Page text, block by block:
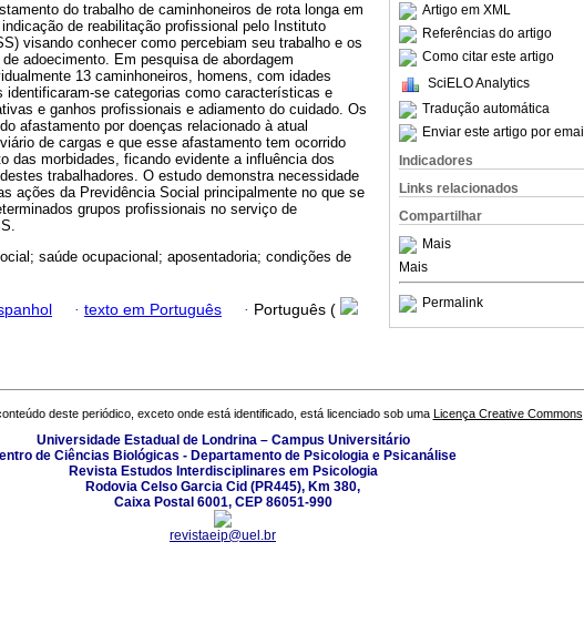
Artigo em XML
Referências do artigo
Como citar este artigo
SciELO Analytics
Tradução automática
Enviar este artigo por email
Indicadores
Links relacionados
Compartilhar
Mais
Mais
Permalink
do trabalho de caminhoneiros de rota longa em
de reabilitação profissional pelo Instituto
visando conhecer como percebiam seu trabalho e os
adoecimento. Em pesquisa de abordagem
13 caminhoneiros, homens, com idades
identificaram-se categorias como características e
e ganhos profissionais e adiamento do cuidado. Os
afastamento por doenças relacionado à atual
de cargas e que esse afastamento tem ocorrido
das morbidades, ficando evidente a influência dos
trabalhadores. O estudo demonstra necessidade
ações da Previdência Social principalmente no que se
grupos profissionais no serviço de
saúde ocupacional; aposentadoria; condições de
· texto em Português · Português (
deste periódico, exceto onde está identificado, está licenciado sob uma Licença Creative Commons
Universidade Estadual de Londrina – Campus Universitário
de Ciências Biológicas - Departamento de Psicologia e Psicanálise
Revista Estudos Interdisciplinares em Psicologia
Rodovia Celso Garcia Cid (PR445), Km 380,
Caixa Postal 6001, CEP 86051-990
revistaeip@uel.br